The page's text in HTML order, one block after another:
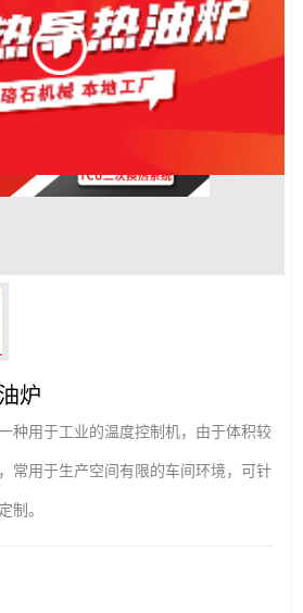
炉
种用于工业的温度控制机，由于体积较
常用于生产空间有限的车间环境，可针
制。